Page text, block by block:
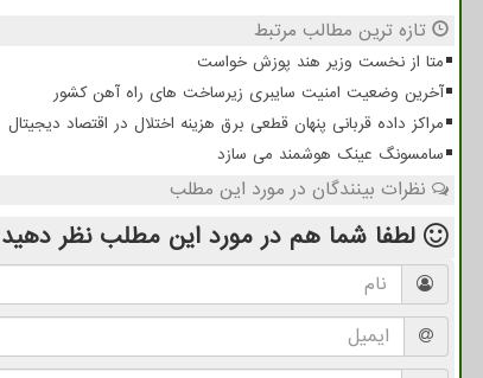
تازه ترین مطالب مرتبط
متا از نخست وزیر هند پوزش خواست
آخرین وضعیت امنیت سایبری زیرساخت های راه آهن کشور
مراکز داده قربانی پنهان قطعی برق هزینه اختلال در اقتصاد دیجیتال
سامسونگ عینک هوشمند می سازد
نظرات بینندگان در مورد این مطلب
لطفا شما هم در مورد این مطلب نظر دهید